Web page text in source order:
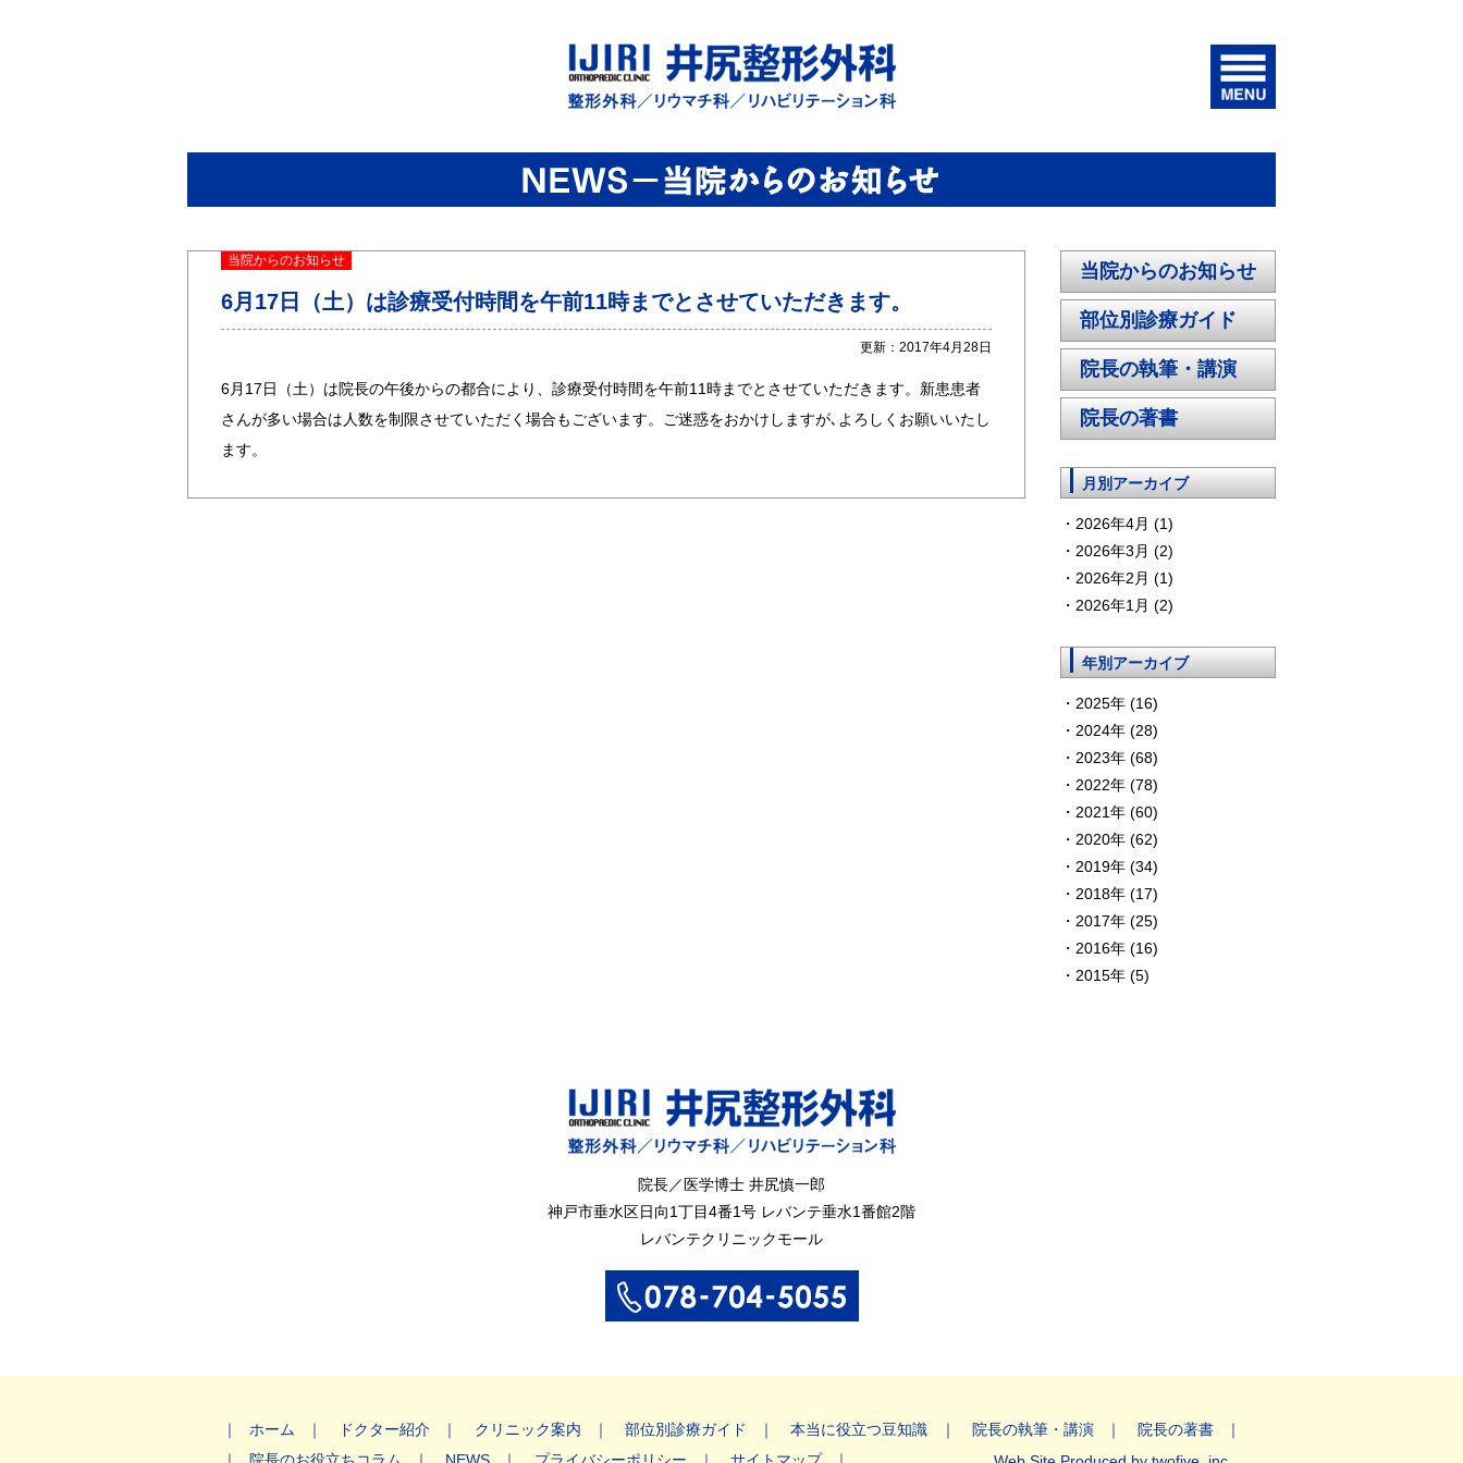
当院からのお知らせ
6月17日（土）は診療受付時間を午前11時までとさせていただきます。
更新：2017年4月28日
6月17日（土）は院長の午後からの都合により、診療受付時間を午前11時までとさせていただきます。新患患者
さんが多い場合は人数を制限させていただく場合もございます。ご迷惑をおかけしますが､よろしくお願いいたし
ます。
当院からのお知らせ
部位別診療ガイド
院長の執筆・講演
院長の著書
月別アーカイブ
2026年4月 (1)
2026年3月 (2)
2026年2月 (1)
2026年1月 (2)
年別アーカイブ
2025年 (16)
2024年 (28)
2023年 (68)
2022年 (78)
2021年 (60)
2020年 (62)
2019年 (34)
2018年 (17)
2017年 (25)
2016年 (16)
2015年 (5)
院長／医学博士 井尻慎一郎
神戸市垂水区日向1丁目4番1号 レバンテ垂水1番館2階
レバンテクリニックモール
ホーム ドクター紹介 クリニック案内 部位別診療ガイド 本当に役立つ豆知識 院長の執筆・講演
院長の著書